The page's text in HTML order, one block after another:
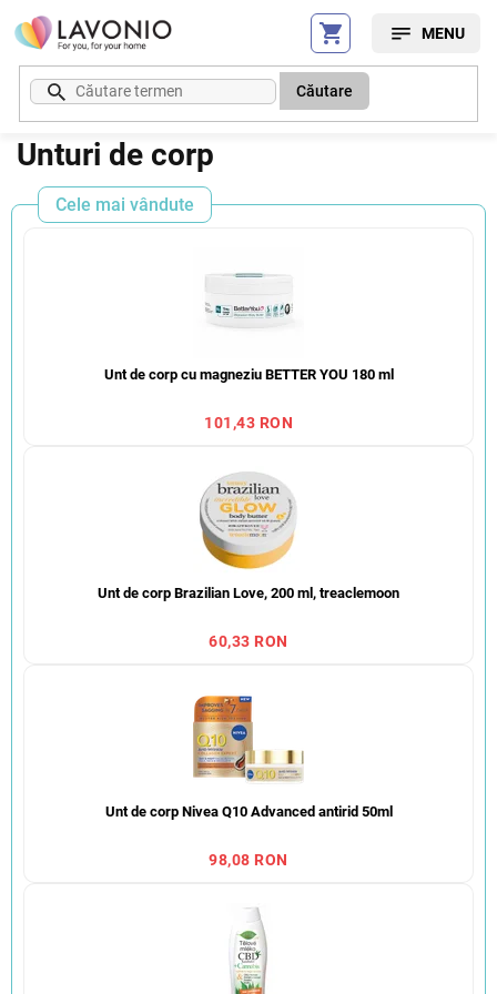
Treci
conținut
Căutare
Unturi de corp
Cele mai vândute
Unt de corp cu magneziu BETTER YOU 180 ml
101,43 RON
Unt de corp Brazilian Love, 200 ml, treaclemoon
60,33 RON
Unt de corp Nivea Q10 Advanced antirid 50ml
98,08 RON